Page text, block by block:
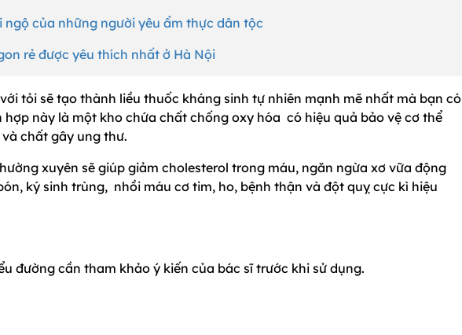
ngộ của những người yêu ẩm thực dân tộc
rẻ được yêu thích nhất ở Hà Nội
tỏi sẽ tạo thành liều thuốc kháng sinh tự nhiên mạnh mẽ nhất mà bạn có
hợp này là một kho chứa chất chống oxy hóa có hiệu quả bảo vệ cơ thể
chất gây ung thư.
xuyên sẽ giúp giảm cholesterol trong máu, ngăn ngừa xơ vữa động
ký sinh trùng, nhồi máu cơ tim, ho, bệnh thận và đột quỵ cực kì hiệu
đường cần tham khảo ý kiến của bác sĩ trước khi sử dụng.